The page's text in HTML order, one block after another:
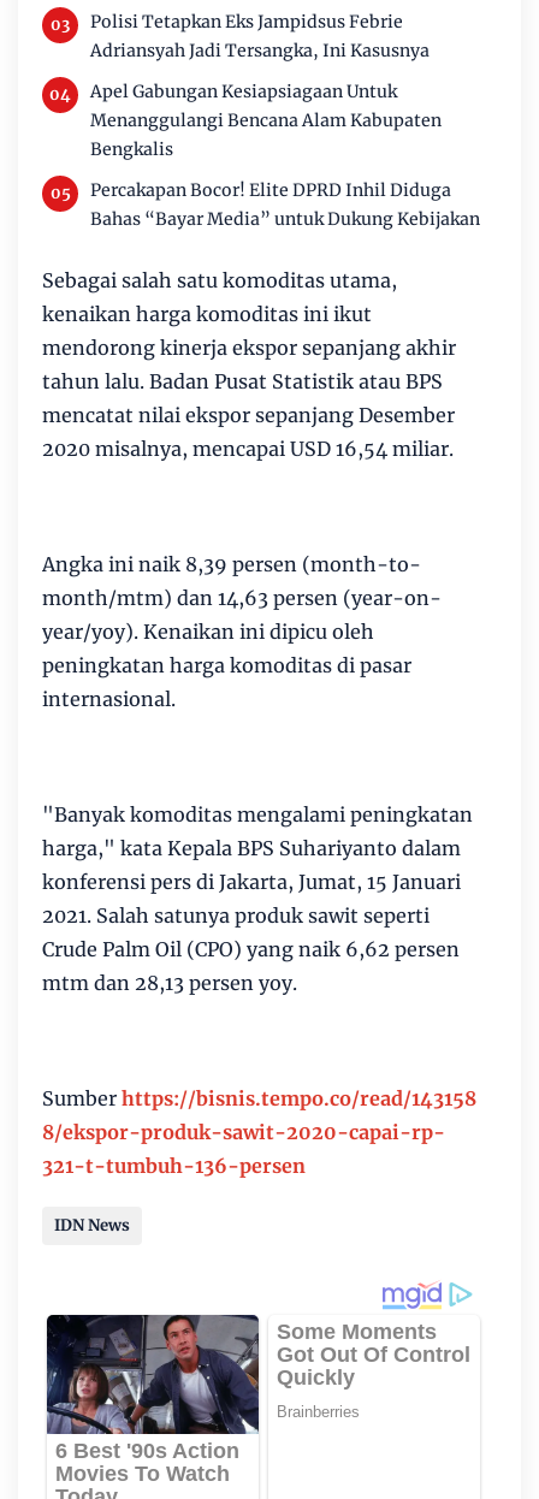
Polisi Tetapkan Eks Jampidsus Febrie
Adriansyah Jadi Tersangka, Ini Kasusnya
Apel Gabungan Kesiapsiagaan Untuk
Menanggulangi Bencana Alam Kabupaten
Bengkalis
Percakapan Bocor! Elite DPRD Inhil Diduga
Bahas “Bayar Media” untuk Dukung Kebijakan
Sebagai salah satu komoditas utama,
kenaikan harga komoditas ini ikut
mendorong kinerja ekspor sepanjang akhir
tahun lalu. Badan Pusat Statistik atau BPS
mencatat nilai ekspor sepanjang Desember
2020 misalnya, mencapai USD 16,54 miliar.
Angka ini naik 8,39 persen (month-to-
month/mtm) dan 14,63 persen (year-on-
year/yoy). Kenaikan ini dipicu oleh
peningkatan harga komoditas di pasar
internasional.
"Banyak komoditas mengalami peningkatan
harga," kata Kepala BPS Suhariyanto dalam
konferensi pers di Jakarta, Jumat, 15 Januari
2021. Salah satunya produk sawit seperti
Crude Palm Oil (CPO) yang naik 6,62 persen
mtm dan 28,13 persen yoy.
Sumber https://bisnis.tempo.co/read/143158
8/ekspor-produk-sawit-2020-capai-rp-
321-t-tumbuh-136-persen
IDN News